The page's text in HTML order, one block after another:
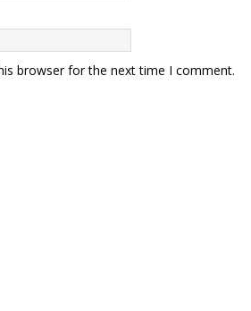
browser for the next time I comment.